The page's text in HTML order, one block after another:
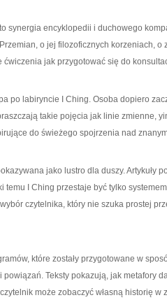
synergia encyklopedii i duchowego
o jej filozoficznych korzeniach, o
jak przygotować się do
po labiryncie I Ching. Osoba dopiero
takie pojęcia jak linie zmienne,
do świeżego spojrzenia nad
jako lustro dla duszy. Artykuły
temu I Ching przestaje być tylko
czytelnika, który nie szuka prostej
które zostały przygotowane w
Teksty pokazują, jak metafory
może zobaczyć własną historię w